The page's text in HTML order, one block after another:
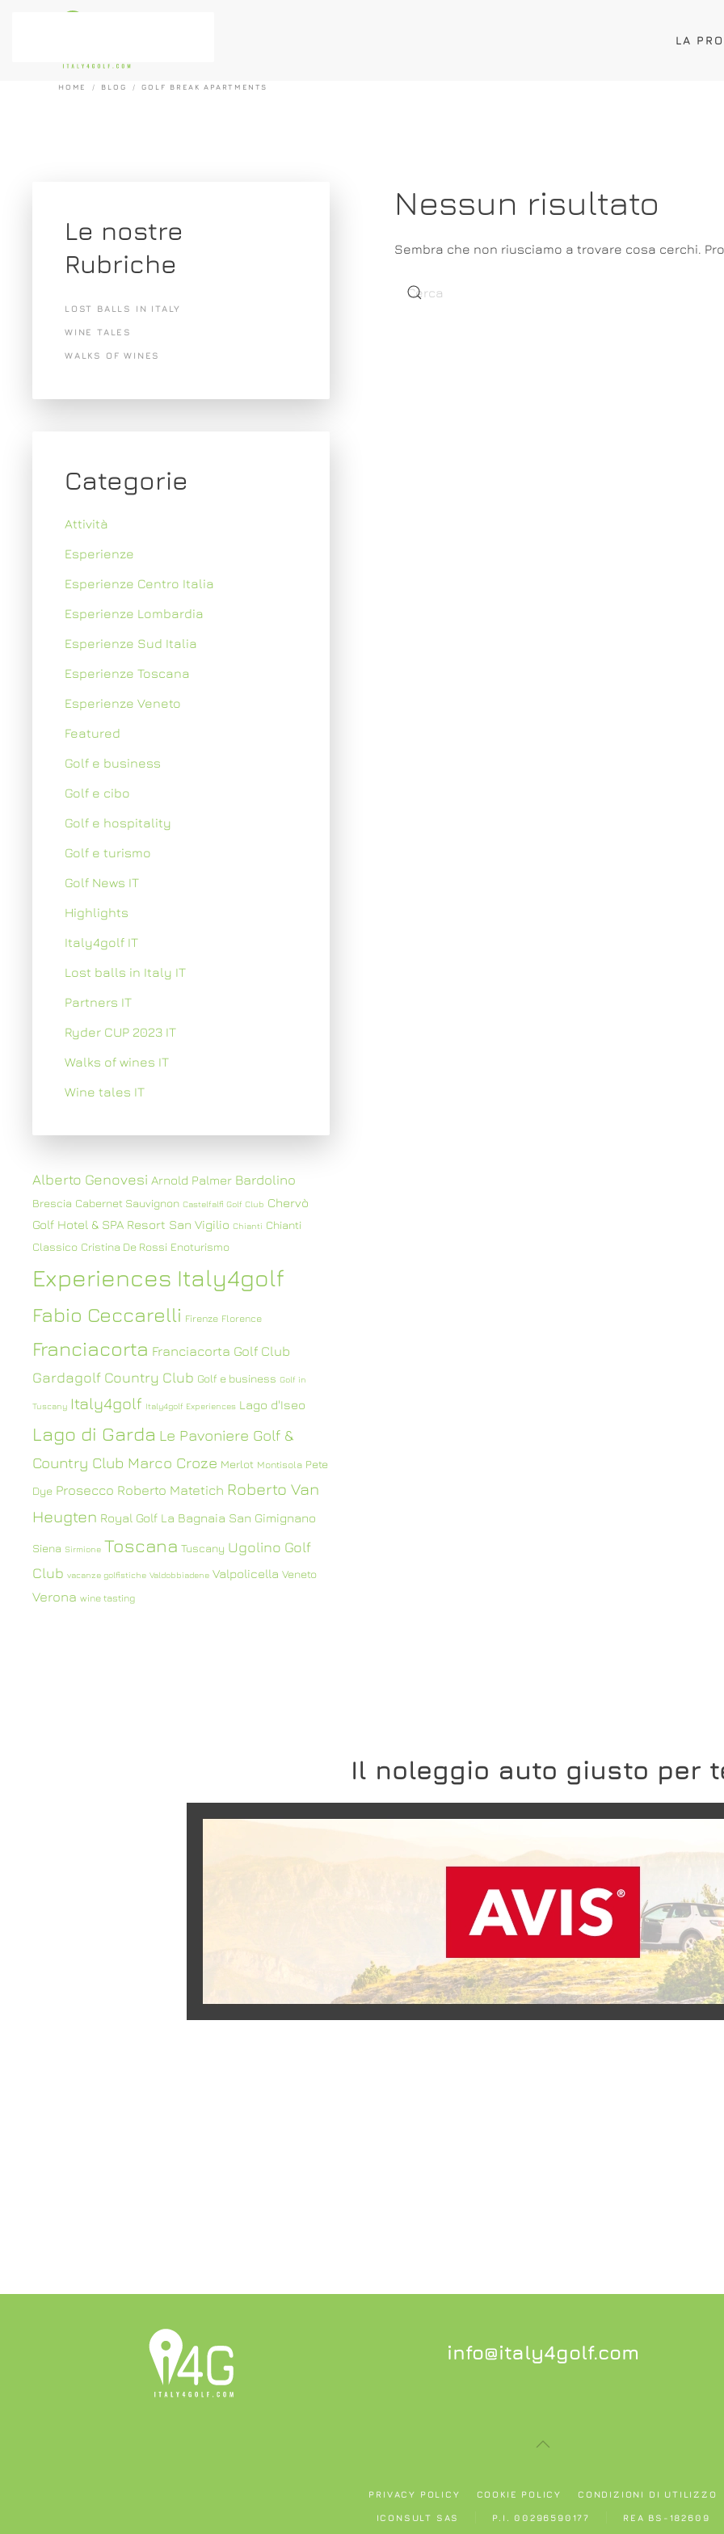
LA
HOME BLOG GOLF BREAK APARTMENTS
Nessun risultato
Sembra che non riusciamo a trovare cosa cerchi.
Le nostre
Rubriche
LOST BALLS IN ITALY
WINE TALES
WALKS OF WINES
Categorie
Attività
Esperienze
Esperienze Centro Italia
Esperienze Lombardia
Esperienze Sud Italia
Esperienze Toscana
Esperienze Veneto
Featured
Golf e business
Golf e cibo
Golf e hospitality
Golf e turismo
Golf News IT
Highlights
Italy4golf IT
Lost balls in Italy IT
Partners IT
Ryder CUP 2023 IT
Walks of wines IT
Wine tales IT
Alberto Genovesi Arnold Palmer Bardolino
Brescia Cabernet Sauvignon Castelfalfi Golf Club Chervò
Golf Hotel & SPA Resort San Vigilio Chianti Chianti
Classico Cristina De Rossi Enoturismo
Experiences Italy4golf
Fabio Ceccarelli Firenze Florence
Franciacorta Franciacorta Golf Club
Gardagolf Country Club Golf e business Golf in
Tuscany Italy4golf Italy4golf Experiences Lago d'Iseo
Lago di Garda Le Pavoniere Golf &
Country Club Marco Croze Merlot Montisola Pete
Dye Prosecco Roberto Matetich Roberto Van
Heugten Royal Golf La Bagnaia San Gimignano
Siena Sirmione Toscana Tuscany Ugolino Golf
Club vacanze golfistiche Valdobbiadene Valpolicella Veneto
Verona wine tasting
Il noleggio auto giusto per
SCOPRI L'OFFERTA
info@italy4golf.com
PRIVACY POLICY COOKIE POLICY CONDIZIONI DI UTILIZZO
ICONSULT SAS P.I. 00296590177 REA BS-182609